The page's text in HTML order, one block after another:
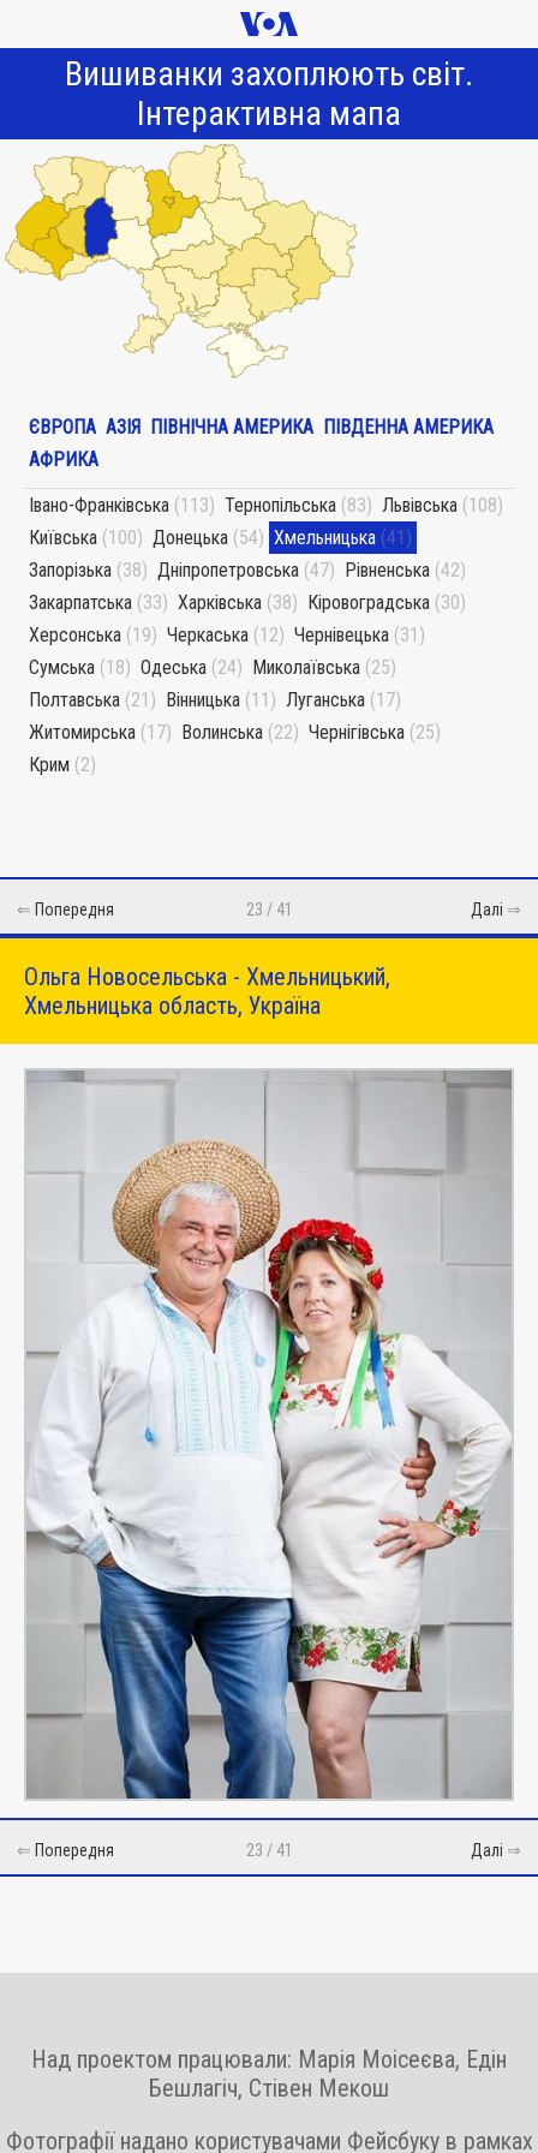
Вишиванки захоплюють світ.
Інтерактивна мапа
ЄВРОПА АЗІЯ ПІВНІЧНА АМЕРИКА ПІВДЕННА АМЕРИКА
АФРИКА
Івано-Франківська (113) Тернопільська (83) Львівська (108)
Київська (100) Донецька (54) Хмельницька (41)
Запорізька (38) Дніпропетровська (47) Рівненська (42)
Закарпатська (33) Харківська (38) Кіровоградська (30)
Херсонська (19) Черкаська (12) Чернівецька (31)
Сумська (18) Одеська (24) Миколаївська (25)
Полтавська (21) Вінницька (11) Луганська (17)
Житомирська (17) Волинська (22) Чернігівська (25)
Крим (2)
⇐ Попередня 23 / 41 Далі ⇒
Ольга Новосельська - Хмельницький,
Хмельницька область, Україна
⇐ Попередня 23 / 41 Далі ⇒
Над проектом працювали: Марія Моісеєва, Едін
Бешлагіч, Стівен Мекош
Фотографії надано користувачами Фейсбуку в рамках